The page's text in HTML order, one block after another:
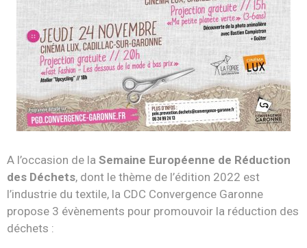
A l’occasion de la Semaine Européenne de Réduction
des Déchets, dont le thème de l’édition 2022 est
l’industrie du textile, la CDC Convergence Garonne
propose 3 évènements pour promouvoir la réduction des
déchets :